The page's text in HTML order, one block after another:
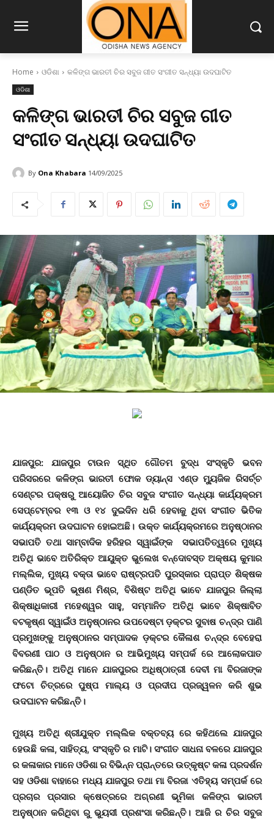
Home ଓଡିଶା କଳିଙ୍ଗ ଭାରତୀ ଚିର ସବୁଜ ଗୀତ ସଂଗୀତ ସନ୍ଧ୍ୟା ଉଦଘାଟିତ
ଓଡିଶା
କଳିଙ୍ଗ ଭାରତୀ ଚିର ସବୁଜ ଗୀତ
ସଂଗୀତ ସନ୍ଧ୍ୟା ଉଦଘାଟିତ
By Ona Khabara 14/09/2025
ଯାଜପୁର: ଯାଜପୁର ଟାଉନ ସ୍ଥିତ ଗୌତମ ବୁଦ୍ଧ ସଂସ୍କୃତି ଭବନ
ପରିସରରେ କଳିଙ୍ଗ ଭାରତୀ ଫୋକ ଡ୍ୟାନ୍ସ ଏଣ୍ଡ ମ୍ୟୁଜିକ ରିସର୍ଚ୍ଚ
ସେଣ୍ଟର ପକ୍ଷରୁ ଆୟୋଜିତ ଚିର ସବୁଜ ସଂଗୀତ ସନ୍ଧ୍ୟା କାର୍ଯ୍ୟକ୍ରମ
ସେପ୍ଟେମ୍ବର ୧୩ ଓ ୧୪ ଦୁଇଦିନ ଧରି ହେବାକୁ ଥିବା ସଂଗୀତ ଭିତିକ
କାର୍ଯ୍ୟକ୍ରମ ଉଦଘାଟନ ହୋଇଅଛି। ଉକ୍ତ କାର୍ଯ୍ୟକ୍ରମରେ ଅନୁଷ୍ଠାନର
ସଭାପତି ତଥା ସାମ୍ବାଦିକ ହରିହର ସ୍ୱାଇଁଙ୍କ ସଭାପତିତ୍ୱରେ ମୁଖ୍ୟ
ଅତିଥି ଭାବେ ଅତିରିକ୍ତ ଆୟୁକ୍ତ ଭୁଲେଖ ବନ୍ଦୋବସ୍ତ ଅକ୍ଷୟ କୁମାର
ମଲ୍ଲିକ, ମୁଖ୍ୟ ବକ୍ତା ଭାବେ ରାଷ୍ଟ୍ରପତି ପୁରସ୍କାର ପ୍ରାପ୍ତ ଶିକ୍ଷକ
ପଣ୍ଡିତ ଭୂପତି ଭୂଷଣ ମିଶ୍ର, ବିଶିଷ୍ଟ ଅତିଥି ଭାବେ ଯାଜପୁର ଜିଲ୍ଲା
ଶିକ୍ଷାଧିକାରୀ ମହେଶ୍ୱର ସାହୁ, ସମ୍ମାନିତ ଅତିଥି ଭାବେ ଶିକ୍ଷାବିତ
ବଟକୃଷ୍ଣ ସ୍ୱାଇଁଓ ଅନୁଷ୍ଠାନର ଉପଦେଷ୍ଟା ଡ଼କ୍ଟର ସୁବାଷ ଚନ୍ଦ୍ର ପାଣି
ପ୍ରମୁଖଙ୍କୁ ଅନୁଷ୍ଠାନର ସମ୍ପାଦକ ଡ଼କ୍ଟର କୈଳାଶ ଚନ୍ଦ୍ର ବେହେରା
ବିବରଣୀ ପାଠ ଓ ଅନୁଷ୍ଠାନ ର ଆଭିମୁଖ୍ୟ ସମ୍ପର୍କ ରେ ଆଲୋକପାତ
କରିଛନ୍ତି। ଅତିଥି ମାନେ ଯାଜପୁରର ଅଧିଷ୍ଠାତ୍ରୀ ଦେବୀ ମା ବିରଜାଙ୍କ
ଫଟୋ ଚିତ୍ରରେ ପୁଷ୍ପ ମାଲ୍ୟ ଓ ପ୍ରଦୀପ ପ୍ରଜ୍ୱଳନ କରି ଶୁଭ
ଉଦଘାଟନ କରିଛନ୍ତି।
ମୁଖ୍ୟ ଅତିଥି ଶ୍ରୀଯୁକ୍ତ ମଲ୍ଲିକ ବକ୍ତବ୍ୟ ରେ କହିଥଲେ ଯାଜପୁର
ହେଉଛି କଳା, ସାହିତ୍ୟ, ସଂସ୍କୃତି ର ମାଟି। ସଂଗୀତ ସାଧନା ବଳରେ ଯାଜପୁର
ର କଳାକାର ମାନେ ଓଡିଶା ର ବିଭିନ୍ନ ପ୍ରାନ୍ତରେ ଉତ୍କୃଷ୍ଟ କଳା ପ୍ରଦର୍ଶନ
ସହ ଓଡିଶା ବାହାରେ ମଧ୍ୟ ଯାଜପୁର ତଥା ମା ବିରଜା ଏତିହ୍ୟ ସମ୍ପର୍କ ରେ
ପ୍ରଚାର ପ୍ରସାର କ୍ଷେତ୍ରରେ ଅଗ୍ରଣୀ ଭୂମିକା କଳିଙ୍ଗ ଭାରତୀ
ଅନୁଷ୍ଠାନ କରିଥିବା ରୁ ଭୁୟସୀ ପ୍ରଶଂସା କରିଛନ୍ତି। ଆଜି ର ଚିର ସବୁଜ